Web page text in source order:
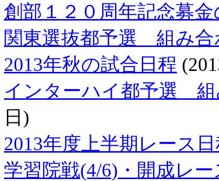
創部１２０周年記念募
関東選抜都予選 組み合
2013年秋の試合日程
インターハイ都予選 組
日)
2013年度上半期レース
学習院戦(4/6)・開成レ